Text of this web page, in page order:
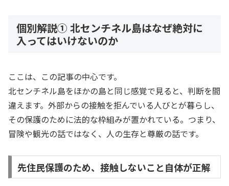
個別解説① 北センチネル島はなぜ絶対に
入ってはいけないのか
ここは、この記事の中心です。
北センチネル島をほかの島と同じ感覚で見ると、判断を間
違えます。外部からの接触を拒んでいる人びとが暮らし、
その保護のために法的な枠組みが置かれている。つまり、
冒険や観光の話ではなく、人の生存と尊厳の話です。
先住民保護のため、接触しないこと自体が正解